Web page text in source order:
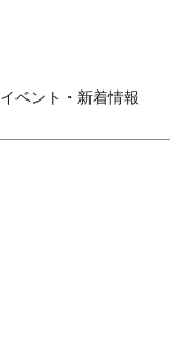
イベント・新着情報